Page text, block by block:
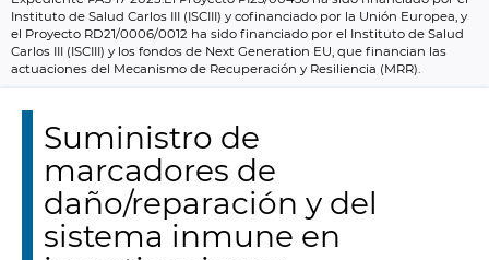
Instituto de Salud Carlos III (ISCIII) y cofinanciado por la Unión Europea, y
el Proyecto RD21/0006/0012 ha sido financiado por el Instituto de Salud
Carlos III (ISCIII) y los fondos de Next Generation EU, que financian las
actuaciones del Mecanismo de Recuperación y Resiliencia (MRR).
Suministro de
marcadores de
daño/reparación y del
sistema inmune en